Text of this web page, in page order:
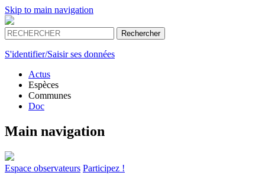
Skip to main navigation
S'identifier/Saisir ses données
Actus
Espèces
Communes
Doc
Main navigation
Espace observateurs Participez !